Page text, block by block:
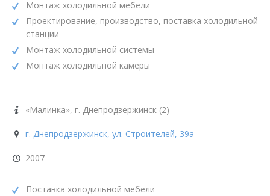
Монтаж холодильной мебели
Проектирование, производство, поставка холодильной
станции
Монтаж холодильной системы
Монтаж холодильной камеры
«Малинка», г. Днепродзержинск (2)
г. Днепродзержинск, ул. Строителей, 39а
2007
Поставка холодильной мебели